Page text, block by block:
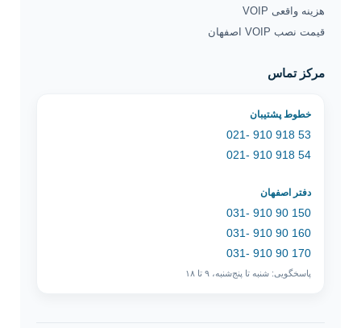
هزینه واقعی VOIP
قیمت نصب VOIP اصفهان
مرکز تماس
خطوط پشتیبان
53 918 910 -021
54 918 910 -021
دفتر اصفهان
150 90 910 -031
160 90 910 -031
170 90 910 -031
پاسخگویی: شنبه تا پنج‌شنبه، ۹ تا ۱۸